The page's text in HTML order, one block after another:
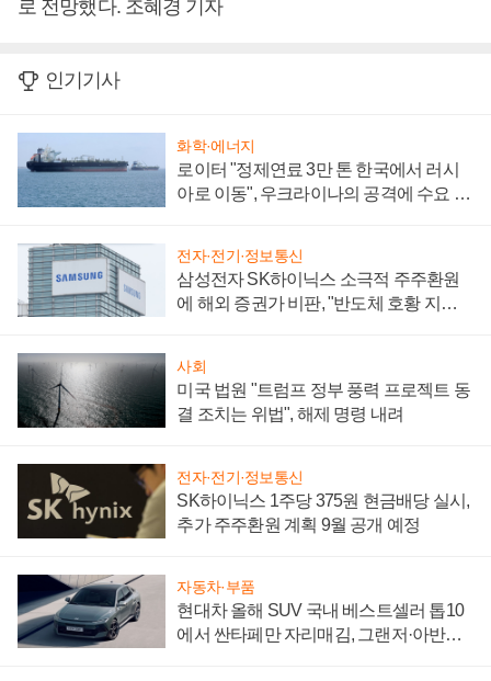
로 전망했다. 조혜경 기자
인기기사
화학·에너지
로이터 "정제연료 3만 톤 한국에서 러시
아로 이동", 우크라이나의 공격에 수요 늘
전자·전기·정보통신
삼성전자 SK하이닉스 소극적 주주환원
에 해외 증권가 비판, "반도체 호황 지속
사회
미국 법원 "트럼프 정부 풍력 프로젝트 동
결 조치는 위법", 해제 명령 내려
전자·전기·정보통신
SK하이닉스 1주당 375원 현금배당 실시,
추가 주주환원 계획 9월 공개 예정
자동차·부품
현대차 올해 SUV 국내 베스트셀러 톱10
에서 싼타페만 자리매김, 그랜저·아반떼